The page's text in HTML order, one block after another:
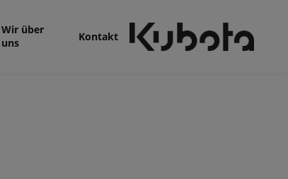
Wir über
uns
Kontakt